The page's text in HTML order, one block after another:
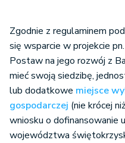
Zgodnie z regulaminem
się wsparcie w projekcie
Postaw na jego rozwój z
mieć swoją siedzibę,
lub dodatkowe miejsce
gospodarczej (nie krócej
wniosku o dofinansowanie
województwa